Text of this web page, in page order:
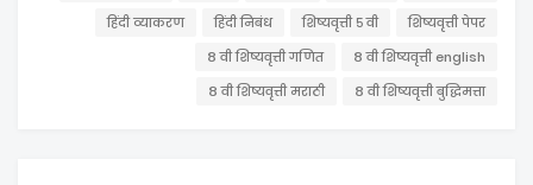
शिष्यवृत्ती पेपर
शिष्यवृत्ती ५ वी
हिंदी निबंध
हिंदी व्याकरण
८ वी शिष्यवृत्ती english
८ वी शिष्यवृत्ती गणित
८ वी शिष्यवृत्ती बुद्धिमत्ता
८ वी शिष्यवृत्ती मराठी